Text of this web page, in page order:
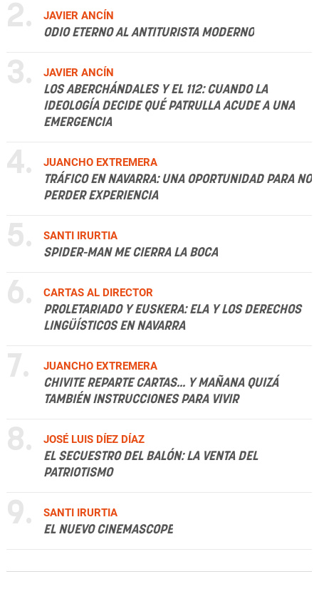
2.
JAVIER ANCÍN
ODIO ETERNO AL ANTITURISTA MODERNO
3.
JAVIER ANCÍN
LOS ABERCHÁNDALES Y EL 112: CUANDO LA
IDEOLOGÍA DECIDE QUÉ PATRULLA ACUDE A UNA
EMERGENCIA
4.
JUANCHO EXTREMERA
TRÁFICO EN NAVARRA: UNA OPORTUNIDAD PARA NO
PERDER EXPERIENCIA
5.
SANTI IRURTIA
SPIDER-MAN ME CIERRA LA BOCA
6.
CARTAS AL DIRECTOR
PROLETARIADO Y EUSKERA: ELA Y LOS DERECHOS
LINGÜÍSTICOS EN NAVARRA
7.
JUANCHO EXTREMERA
CHIVITE REPARTE CARTAS... Y MAÑANA QUIZÁ
TAMBIÉN INSTRUCCIONES PARA VIVIR
8.
JOSÉ LUIS DÍEZ DÍAZ
EL SECUESTRO DEL BALÓN: LA VENTA DEL
PATRIOTISMO
9.
SANTI IRURTIA
EL NUEVO CINEMASCOPE